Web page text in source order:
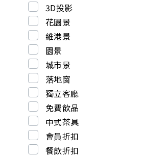
3D投影
花園景
維港景
園景
城市景
落地窗
獨立客廳
免費飲品
中式茶具
會員折扣
餐飲折扣